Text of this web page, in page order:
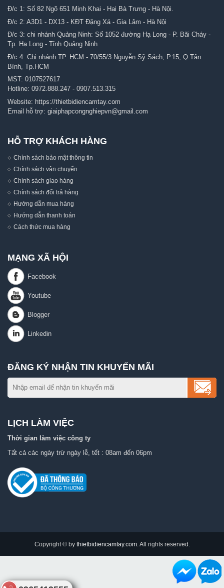
Đ/c 1: Số 82 Ngõ 651 Minh Khai - Hai Bà Trưng - Hà Nội.
Đ/c 2: A3D1 - DX13 - KĐT Đặng Xá - Gia Lâm - Hà Nội
Đ/c 3: chi nhánh Quảng Ninh: Số 1052 đường Hạ Long - P. Bãi Cháy -
Tp. Hạ Long - Tỉnh Quảng Ninh
Đ/c 4: Chi nhánh TP. HCM - 70/55/3 Nguyễn Sỹ Sách, P.15, Q.Tân
Bình, Tp.HCM
MST: 0107527617
Hotline: 0972.888.247 - 0907.513.315
Website: https://thietbidiencamtay.com
Email hỗ trợ: giaiphapcongnghiepvn@gmail.com
HỖ TRỢ KHÁCH HÀNG
Chính sách bảo mật thông tin
Chính sách vận chuyển
Chính sách giao hàng
Chính sách đổi trả hàng
Hướng dẫn mua hàng
Hướng dẫn thanh toán
Cách thức mua hàng
MẠNG XÃ HỘI
ĐĂNG KÝ NHẬN TIN KHUYẾN MÃI
LỊCH LÀM VIỆC
Thời gian làm việc công ty
Tất cả các ngày trừ ngày lễ, tết : 08am đến 06pm
Copyright © by thietbidiencamtay.com. All rights reserved.